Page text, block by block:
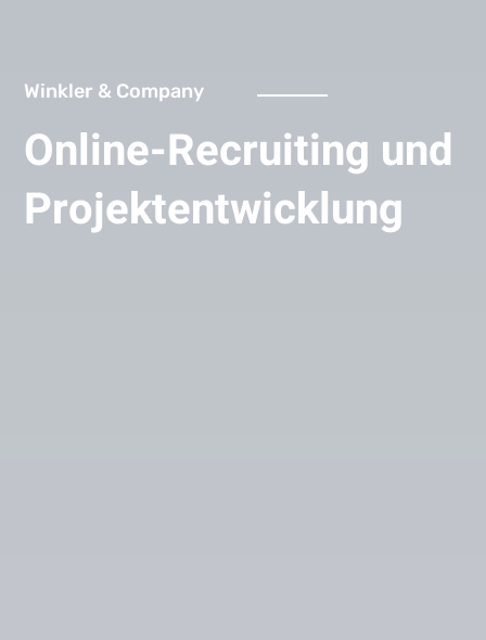
Winkler & Company
Online-Recruiting und
Projektentwicklung